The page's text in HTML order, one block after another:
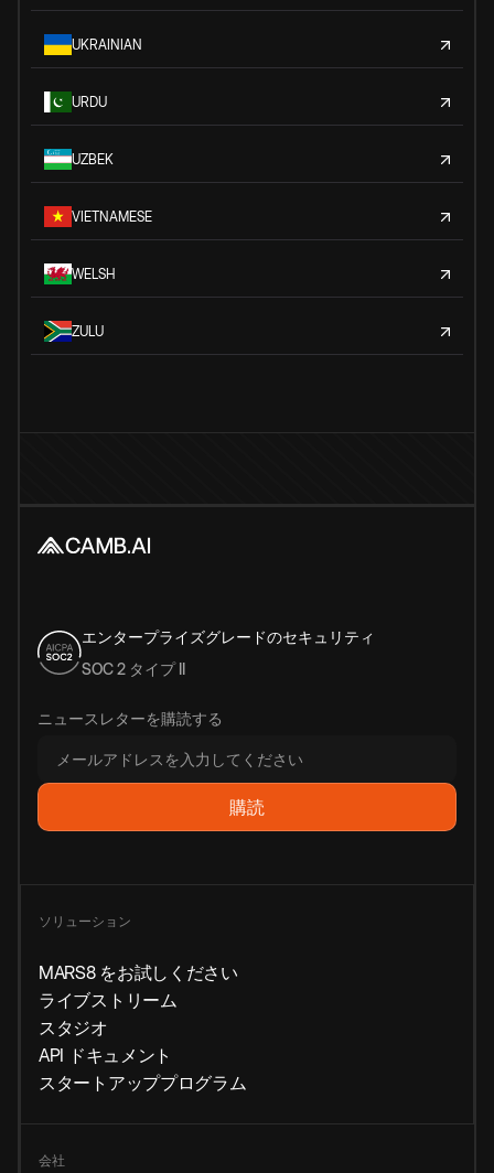
UKRAINIAN
URDU
UZBEK
VIETNAMESE
WELSH
ZULU
エンタープライズグレードのセキュリティ
SOC 2 タイプ II
ニュースレターを購読する
ソリューション
MARS8 をお試しください
ライブストリーム
スタジオ
API ドキュメント
スタートアッププログラム
会社